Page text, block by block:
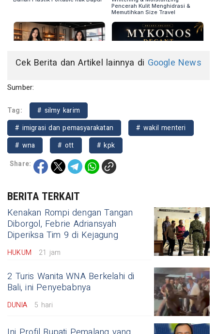
Cek Berita dan Artikel lainnya di Google News
Sumber:
Tag:
# silmy karim
# imigrasi dan pemasyarakatan
# wakil menteri
# wna
# ott
# kpk
Share:
BERITA TERKAIT
Kenakan Rompi dengan Tangan
Diborgol, Febrie Adriansyah
Diperiksa Tim 9 di Kejagung
HUKUM 21 jam
2 Turis Wanita WNA Berkelahi di
Bali, ini Penyebabnya
DUNIA 5 hari